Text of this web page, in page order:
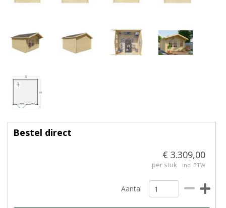
Bestel direct
€ 3.309,00
per stuk incl BTW
Aantal